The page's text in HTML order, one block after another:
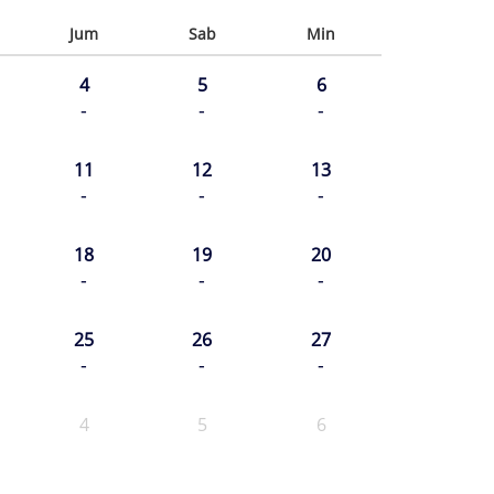
Jum Sab Min
4
-
5
-
6
-
11
-
12
-
13
-
18
-
19
-
20
-
25
-
26
-
27
-
4 5 6